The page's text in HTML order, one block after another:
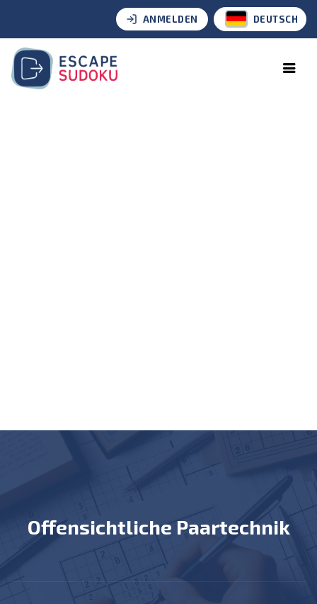
ANMELDEN DEUTSCH
Offensichtliche Paartechnik